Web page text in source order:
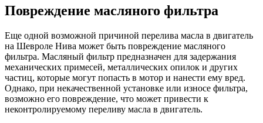
Повреждение масляного фильтра
Еще одной возможной причиной перелива масла в двигатель
на Шевроле Нива может быть повреждение масляного
фильтра. Масляный фильтр предназначен для задержания
механических примесей, металлических опилок и других
частиц, которые могут попасть в мотор и нанести ему вред.
Однако, при некачественной установке или износе фильтра,
возможно его повреждение, что может привести к
неконтролируемому переливу масла в двигатель.